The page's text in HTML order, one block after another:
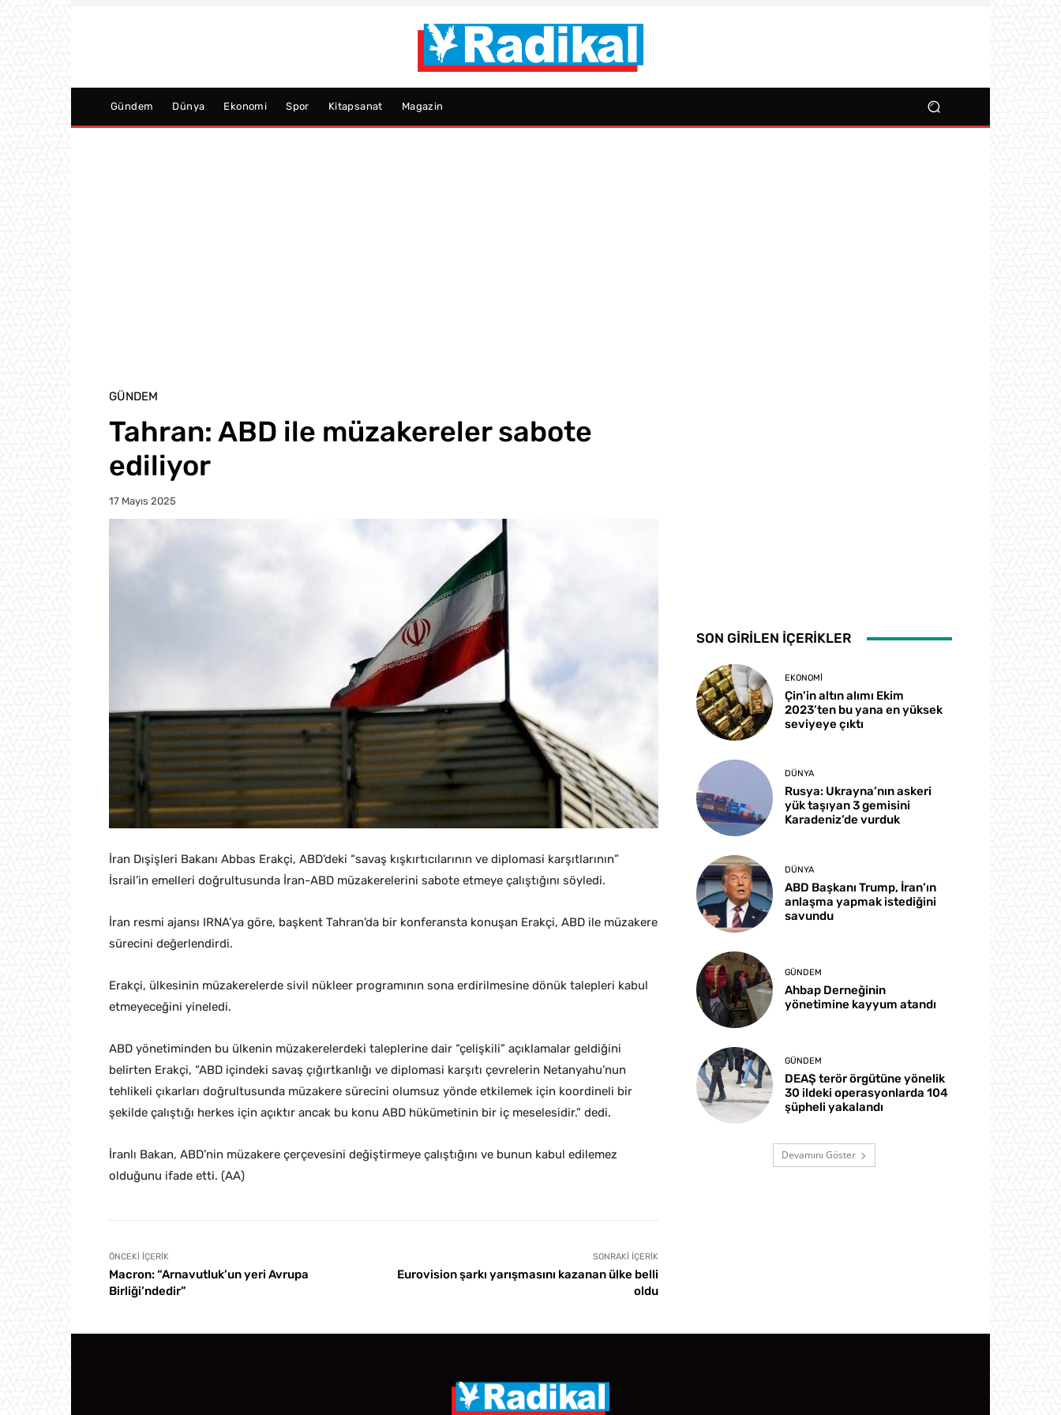
Gündem Dünya Ekonomi Spor Kitapsanat Magazin
GÜNDEM
Tahran: ABD ile müzakereler sabote
ediliyor
17 Mayıs 2025
İran Dışişleri Bakanı Abbas Erakçi, ABD’deki “savaş kışkırtıcılarının ve diplomasi karşıtlarının”
İsrail’in emelleri doğrultusunda İran-ABD müzakerelerini sabote etmeye çalıştığını söyledi.
İran resmi ajansı IRNA’ya göre, başkent Tahran’da bir konferansta konuşan Erakçi, ABD ile müzakere
sürecini değerlendirdi.
Erakçi, ülkesinin müzakerelerde sivil nükleer programının sona erdirilmesine dönük talepleri kabul
etmeyeceğini yineledi.
ABD yönetiminden bu ülkenin müzakerelerdeki taleplerine dair “çelişkili” açıklamalar geldiğini
belirten Erakçi, “ABD içindeki savaş çığırtkanlığı ve diplomasi karşıtı çevrelerin Netanyahu’nun
tehlikeli çıkarları doğrultusunda müzakere sürecini olumsuz yönde etkilemek için koordineli bir
şekilde çalıştığı herkes için açıktır ancak bu konu ABD hükümetinin bir iç meselesidir.” dedi.
İranlı Bakan, ABD’nin müzakere çerçevesini değiştirmeye çalıştığını ve bunun kabul edilemez
olduğunu ifade etti. (AA)
ÖNCEKI İÇERIK
Macron: “Arnavutluk’un yeri Avrupa
Birliği’ndedir”
SONRAKI İÇERIK
Eurovision şarkı yarışmasını kazanan ülke belli
oldu
SON GİRİLEN İÇERİKLER
EKONOMI
Çin’in altın alımı Ekim
2023’ten bu yana en yüksek
seviyeye çıktı
DÜNYA
Rusya: Ukrayna’nın askeri
yük taşıyan 3 gemisini
Karadeniz’de vurduk
DÜNYA
ABD Başkanı Trump, İran’ın
anlaşma yapmak istediğini
savundu
GÜNDEM
Ahbap Derneğinin
yönetimine kayyum atandı
GÜNDEM
DEAŞ terör örgütüne yönelik
30 ildeki operasyonlarda 104
şüpheli yakalandı
Devamını Göster